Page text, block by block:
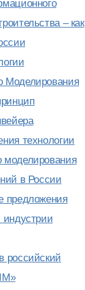
– как
Моделирования
технологии
моделирования
в России
предложения
индустрии
российский